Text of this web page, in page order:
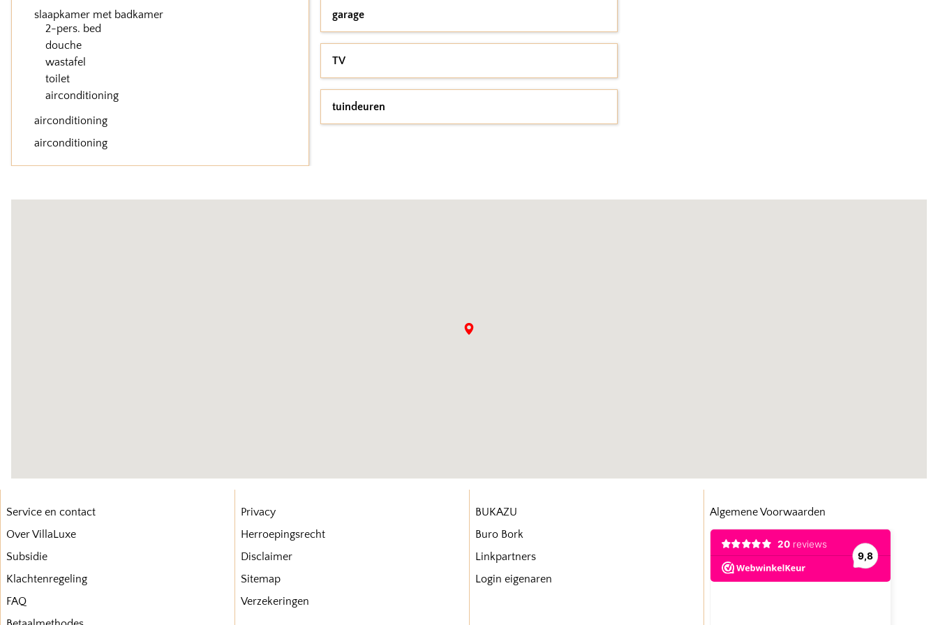
slaapkamer met badkamer
2-pers. bed
douche
wastafel
toilet
airconditioning
airconditioning
airconditioning
garage
TV
tuindeuren
Service en contact
Over VillaLuxe
Subsidie
Klachtenregeling
FAQ
Privacy
Herroepingsrecht
Disclaimer
Sitemap
Verzekeringen
BUKAZU
Buro Bork
Linkpartners
Login eigenaren
Algemene Voorwaarden